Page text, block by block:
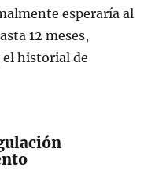
esperaría al
12 meses,
el historial de